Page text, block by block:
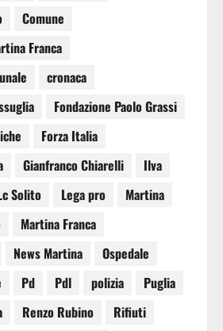
Comune
Franca
cronaca
Fondazione Paolo Grassi
Forza Italia
Gianfranco Chiarelli
Ilva
Solito Lega pro
Martina
Martina Franca
News Martina
Ospedale
Pd Pdl polizia
Puglia
Renzo Rubino
Rifiuti